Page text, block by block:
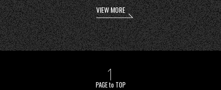
VIEW MORE
PAGE to TOP